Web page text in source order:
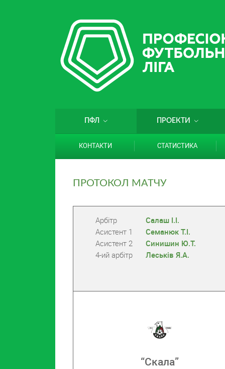
ПФЛ ПРОЕКТИ
КОНТАКТИ СТАТИСТИКА
ПРОТОКОЛ МАТЧУ
Арбітр
Салаш І.І.
Асистент 1
Семанюк Т.І.
Асистент 2
Синишин Ю.Т.
4-ий арбітр
Леськів Я.А.
“Скала”